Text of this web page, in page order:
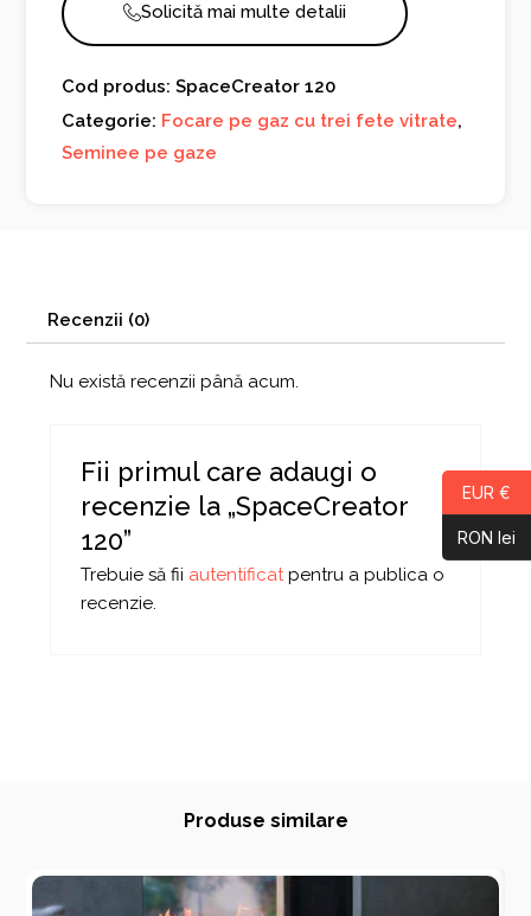
Solicită mai multe detalii
Cod produs: SpaceCreator 120
Categorie: Focare pe gaz cu trei fete vitrate,
Seminee pe gaze
Recenzii (0)
Nu există recenzii până acum.
Fii primul care adaugi o
recenzie la „SpaceCreator
120”
Trebuie să fii autentificatpentru a publica o
recenzie.
Produse similare
EUR €
RON lei